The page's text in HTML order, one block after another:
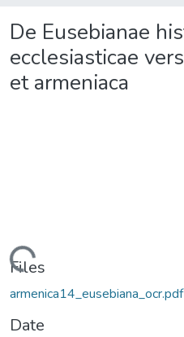
De Eusebianae
ecclesiasticae
et armeniaca
Loading...
Files
armenica14_eusebiana_ocr.pdf
Date